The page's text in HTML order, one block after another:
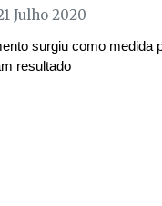
Julho 2020
surgiu como medida
resultado